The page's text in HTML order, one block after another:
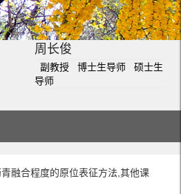
周长俊
副教授 博士生导师 硕士生
导师
融合程度的原位表征方法,其他课